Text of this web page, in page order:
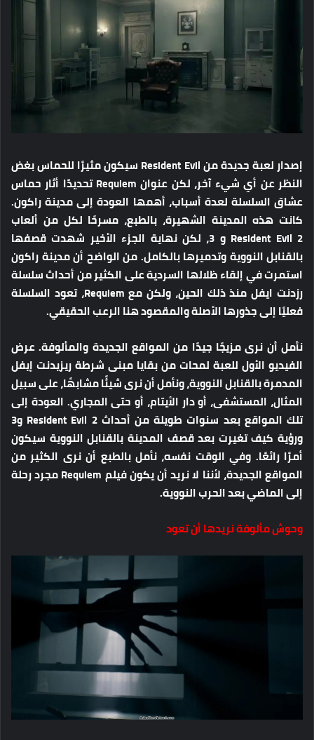
إصدار لعبة جديدة من Resident Evil سيكون مثيرًا للحماس بغض
النظر عن أي شيء آخر، لكن عنوان Requiem تحديدًا أثار حماس
عشاق السلسلة لعدة أسباب، أهمها العودة إلى مدينة راكون.
كانت هذه المدينة الشهيرة، بالطبع، مسرحًا لكل من ألعاب
Resident Evil 2 و 3، لكن نهاية الجزء الأخير شهدت قصفها
بالقنابل النووية وتدميرها بالكامل. من الواضح أن مدينة راكون
استمرت في إلقاء ظلالها السردية على الكثير من أحداث سلسلة
رزدنت ايفل منذ ذلك الحين، ولكن مع Requiem، تعود السلسلة
فعليًا إلى جذورها الأصلة والمقصود هنا الرعب الحقيقي.
نأمل أن نرى مزيجًا جيدًا من المواقع الجديدة والمألوفة. عرض
الفيديو الأول للعبة لمحات من بقايا مبنى شرطة ريزيدنت إيفل
المدمرة بالقنابل النووية، ونأمل أن نرى شيئًا مشابهًا، على سبيل
المثال، المستشفى، أو دار الأيتام، أو حتى المجاري. العودة إلى
تلك المواقع بعد سنوات طويلة من أحداث Resident Evil 2 و3
ورؤية كيف تغيرت بعد قصف المدينة بالقنابل النووية سيكون
أمرًا رائعًا. وفي الوقت نفسه، نأمل بالطبع أن نرى الكثير من
المواقع الجديدة، لأننا لا نريد أن يكون فيلم Requiem مجرد رحلة
إلى الماضي بعد الحرب النووية.
وحوش مألوفة نريدها أن تعود